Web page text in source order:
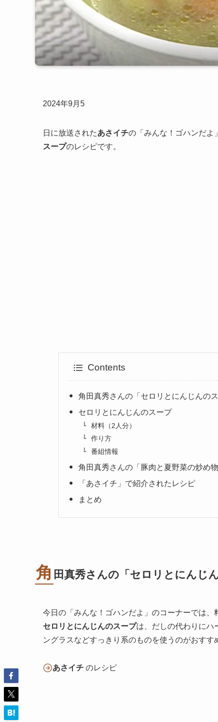
2024年9月5
日に放送されたあさイチの「みんな！ゴハンだよ
スープのレシピです。
Contents
角田真秀さんの「セロリとにんじんの
セロリとにんじんのスープ
材料（2人分）
作り方
番組情報
角田真秀さんの「豚肉と夏野菜の炒め
「あさイチ」で紹介されたレシピ
まとめ
角 田真秀さんの「セロリとにんじ
今日の「みんな！ゴハンだよ」のコーナーでは
セロリとにんじんのスープは、だしの代わりに
ングラスなどすっきり系のものを使うのがおすす
あさイチ のレシピ